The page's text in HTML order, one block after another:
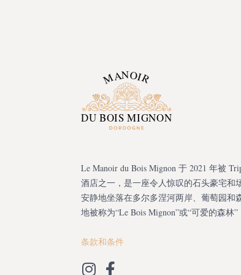
Le Manoir du Bois Mignon 于 2021 年被
酒店之一，是一座令人惊叹的石头豪宅和
安静地坐落在多尔多涅河两岸、葡萄园和
地被称为“Le Bois Mignon”或“可爱的森林”
条款和条件